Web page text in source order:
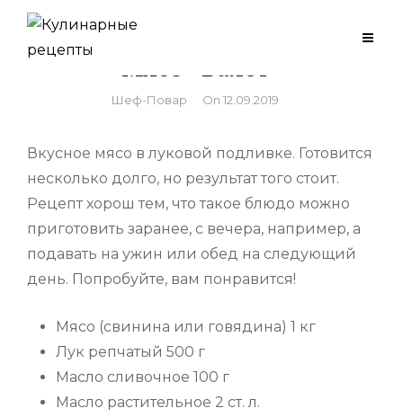
Skip
content
Мясо «Валет»
By
Шеф-Повар On 12.09.2019
Вкусное мясо в луковой подливке. Готовится
несколько долго, но результат того стоит.
Рецепт хорош тем, что такое блюдо можно
приготовить заранее, с вечера, например, а
подавать на ужин или обед на следующий
день. Попробуйте, вам понравится!
Мясо (свинина или говядина) 1 кг
Лук репчатый 500 г
Масло сливочное 100 г
Масло растительное 2 ст. л.